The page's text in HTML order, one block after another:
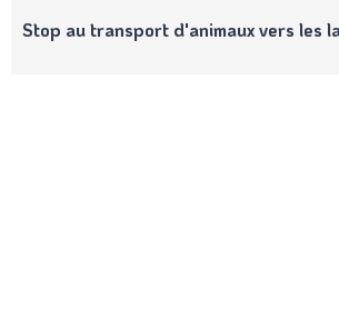
Stop au transport d'animaux vers les